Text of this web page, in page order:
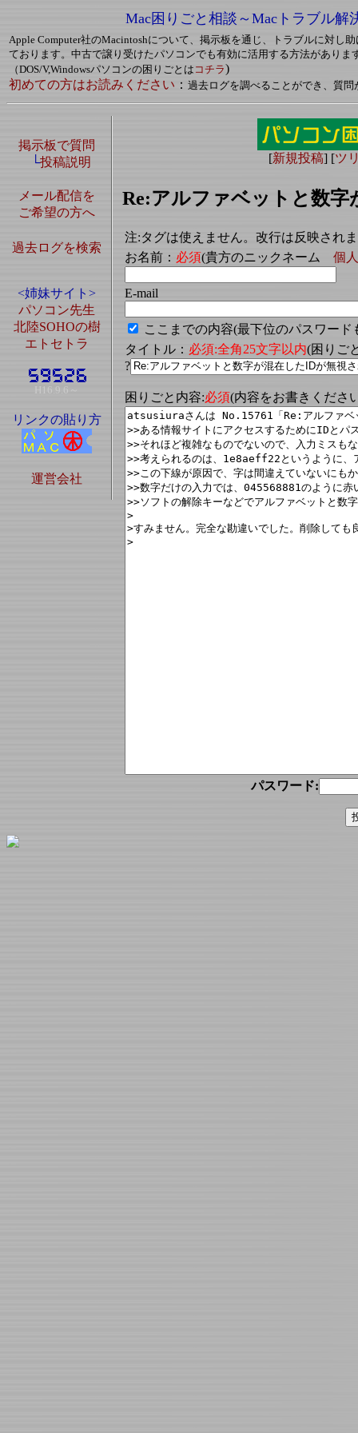
Mac困りごと相談～Macトラブル解
Apple Computer社のMacintoshについて、掲示板を通じ、トラブルに対し
ております。中古で譲り受けたパソコンでも有効に活用する方法がありま
（DOS/V,Windowsパソコンの困りごとは コチラ)
初めての方はお読みください ： 過去ログを調べることができ、質問
[新規投稿] [ツ
Re:アルファベットと数
注:タグは使えません。改行は反映され
お名前： 必須(貴方のニックネーム 個
E-mail
ここまでの内容(最下位のパスワー
タイトル： 必須:全角25文字以内(困りご
?
困りごと内容:必須(内容をお書きくださ
パスワード:
掲示板で質問
└投稿説明
メール配信を
ご希望の方へ
過去ログを検索
<姉妹サイト>
パソコン先生
北陸SOHOの樹
エトセトラ
H16.9.6～
リンクの貼り方
運営会社